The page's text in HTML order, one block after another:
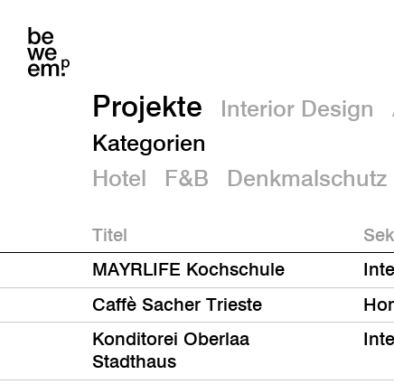
Projekte Interior Design
Kategorien
Hotel
F&B Denkmalschutz
Titel
MAYRLIFE Kochschule
Caffè Sacher Trieste
Konditorei Oberlaa
Stadthaus